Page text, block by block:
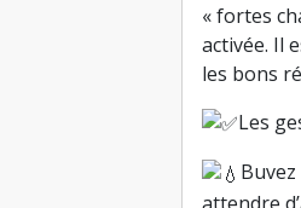
« fortes
activée. Il
les bons
Les